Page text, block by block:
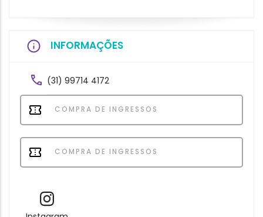
INFORMAÇÕES
(31) 99714 4172
COMPRA DE INGRESSOS
COMPRA DE INGRESSOS